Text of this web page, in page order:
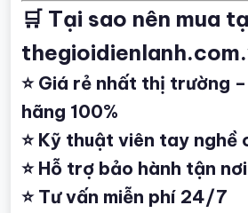
🛒 Tại sao nên mua
⭐ Giá rẻ nhất thị trường
hãng 100%
⭐ Kỹ thuật viên tay nghề
⭐ Hỗ trợ bảo hành tận nơi
⭐ Tư vấn miễn phí 24/7